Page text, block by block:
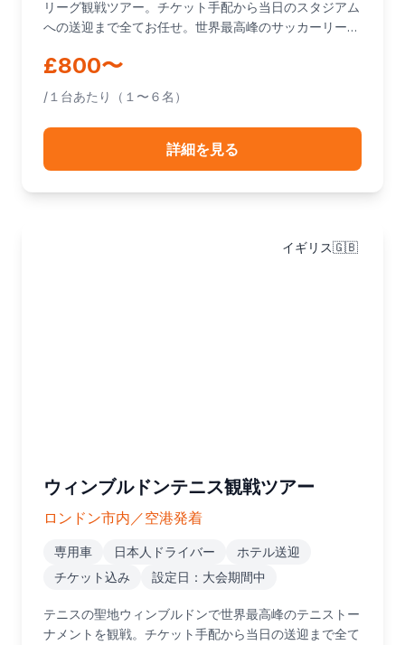
リーグ観戦ツアー。チケット手配から当日のスタジアム
への送迎まで全てお任せ。世界最高峰のサッカーリーグ
が同行するので、初めてのイギリスでも安心してお楽し
£800〜
/１台あたり（１〜６名）
詳細を見る
イギリス🇬🇧
ウィンブルドンテニス観戦ツアー
ロンドン市内／空港発着
専用車 日本人ドライバー
ホテル送迎
チケット込み
設定日：大会期間中
テニスの聖地ウィンブルドンで世界最高峰のテニストー
ナメントを観戦。チケット手配から当日の送迎まで全て